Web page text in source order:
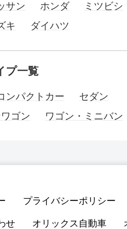
サン ホンダ
ミツビシ
キ ダイハツ
プ一覧
ンパクトカー
セダン
ゴン
ワゴン・ミニバン
プライバシーポリシー
せ オリックス自動車